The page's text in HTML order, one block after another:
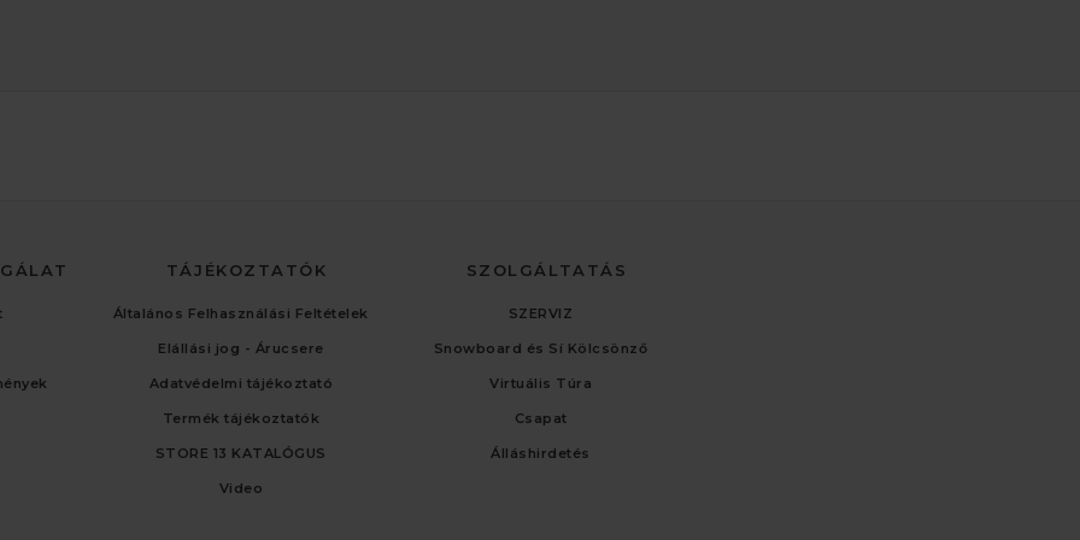
TÁJÉKOZTATÓK
Általános Felhasználási Feltételek
Elállási jog - Árucsere
Adatvédelmi tájékoztató
Termék tájékoztatók
STORE 13 KATALÓGUS
Video
SZOLGÁLTATÁS
SZERVIZ
Snowboard és Sí Kölcsönző
Virtuális Túra
Csapat
Álláshirdetés